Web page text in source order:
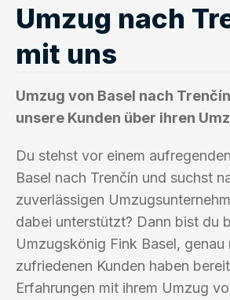
Umzug nach
mit uns
Umzug von Basel nach
unsere Kunden über ihren
Du stehst vor einem
Basel nach Trenčín und suchst
zuverlässigen
dabei unterstützt? Dann bist du
Umzugskönig Fink Basel,
zufriedenen Kunden haben
Erfahrungen mit ihrem Umzug